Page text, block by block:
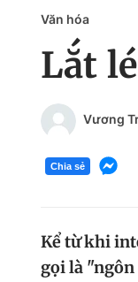
Văn hóa
Lắt
Vương
Chia sẻ
Kể từ khi
gọi là "ngôn